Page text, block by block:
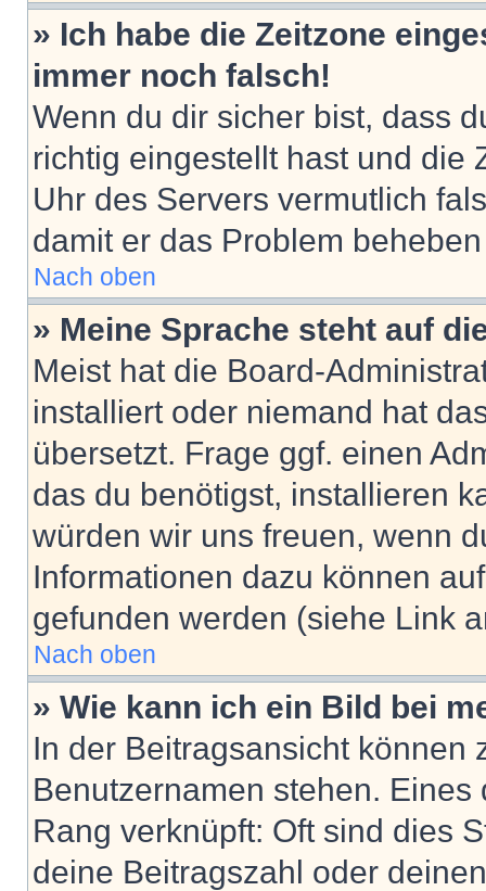
» Ich habe die Zeitzone
immer noch falsch!
Wenn du dir sicher bist, dass
richtig eingestellt hast und die
Uhr des Servers vermutlich
damit er das Problem
Nach oben
» Meine Sprache steht auf
Meist hat die Board-
installiert oder niemand hat
übersetzt. Frage ggf. einen
das du benötigst, installieren
würden wir uns freuen, wenn
Informationen dazu können
gefunden werden (siehe Link
Nach oben
» Wie kann ich ein Bild bei
In der Beitragsansicht können
Benutzernamen stehen.
Rang verknüpft: Oft sind dies
deine Beitragszahl oder